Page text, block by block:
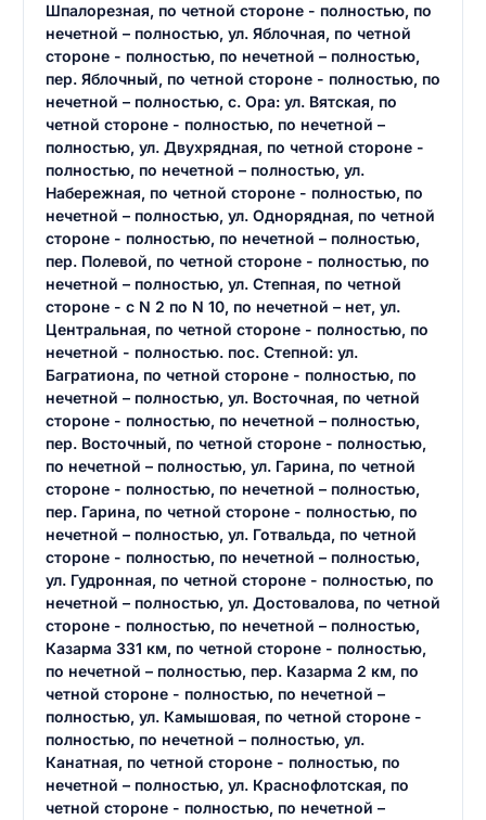
Шпалорезная, по четной стороне - полностью, по
нечетной – полностью, ул. Яблочная, по четной
стороне - полностью, по нечетной – полностью,
пер. Яблочный, по четной стороне - полностью, по
нечетной – полностью, с. Ора: ул. Вятская, по
четной стороне - полностью, по нечетной –
полностью, ул. Двухрядная, по четной стороне -
полностью, по нечетной – полностью, ул.
Набережная, по четной стороне - полностью, по
нечетной – полностью, ул. Однорядная, по четной
стороне - полностью, по нечетной – полностью,
пер. Полевой, по четной стороне - полностью, по
нечетной – полностью, ул. Степная, по четной
стороне - с N 2 по N 10, по нечетной – нет, ул.
Центральная, по четной стороне - полностью, по
нечетной - полностью. пос. Степной: ул.
Багратиона, по четной стороне - полностью, по
нечетной – полностью, ул. Восточная, по четной
стороне - полностью, по нечетной – полностью,
пер. Восточный, по четной стороне - полностью,
по нечетной – полностью, ул. Гарина, по четной
стороне - полностью, по нечетной – полностью,
пер. Гарина, по четной стороне - полностью, по
нечетной – полностью, ул. Готвальда, по четной
стороне - полностью, по нечетной – полностью,
ул. Гудронная, по четной стороне - полностью, по
нечетной – полностью, ул. Достовалова, по четной
стороне - полностью, по нечетной – полностью,
Казарма 331 км, по четной стороне - полностью,
по нечетной – полностью, пер. Казарма 2 км, по
четной стороне - полностью, по нечетной –
полностью, ул. Камышовая, по четной стороне -
полностью, по нечетной – полностью, ул.
Канатная, по четной стороне - полностью, по
нечетной – полностью, ул. Краснофлотская, по
четной стороне - полностью, по нечетной –
Введите свое имя
Введите свой e-mail
Текст отзыва
0/500
Как вы оцените судебный участок?
разрешить публикацию отзыва
ОСТАВИТЬ ОТЗЫВ
Введите свое имя
Введите свой номер телефона
Ответ на отзыв
разрешить публикацию отзыва
ОСТАВИТЬ ОТЗЫВ
Название населенного пункта
НАЙТИ МЕНЯ
ЗАКРЫТЬ СОХРАНИТЬ